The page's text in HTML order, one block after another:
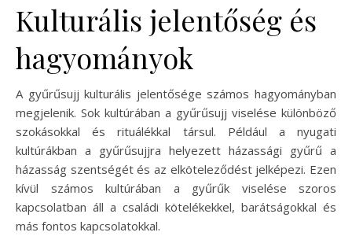
Kulturális jelentőség és
hagyományok
A gyűrűsujj kulturális jelentősége számos hagyományban
megjelenik. Sok kultúrában a gyűrűsujj viselése különböző
szokásokkal és rituálékkal társul. Például a nyugati
kultúrákban a gyűrűsujjra helyezett házassági gyűrű a
házasság szentségét és az elköteleződést jelképezi. Ezen
kívül számos kultúrában a gyűrűk viselése szoros
kapcsolatban áll a családi kötelékekkel, barátságokkal és
más fontos kapcsolatokkal.